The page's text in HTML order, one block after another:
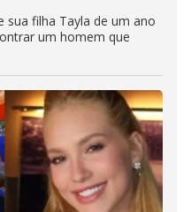
sua filha Tayla de um ano
um homem que